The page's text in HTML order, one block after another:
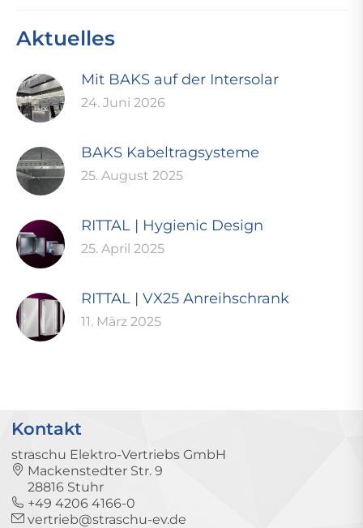
Aktuelles
Mit BAKS auf der Intersolar
24. Juni 2026
BAKS Kabeltragsysteme
25. August 2025
RITTAL | Hygienic Design
25. April 2025
RITTAL | VX25 Anreihschrank
11. März 2025
Kontakt
straschu Elektro-Vertriebs GmbH
Mackenstedter Str. 9
28816 Stuhr
+49 4206 4166-0
vertrieb@straschu-ev.de